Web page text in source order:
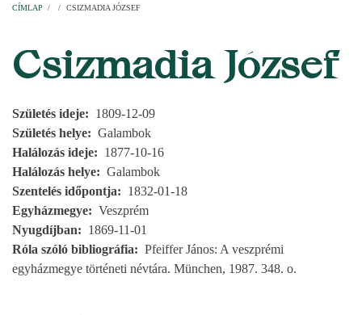
CÍMLAP / / CSIZMADIA JÓZSEF
Csizmadia József
Születés ideje
1809-12-09
Születés helye
Galambok
Halálozás ideje
1877-10-16
Halálozás helye
Galambok
Szentelés időpontja
1832-01-18
Egyházmegye
Veszprém
Nyugdíjban
1869-11-01
Róla szóló bibliográfia
Pfeiffer János: A veszprémi
egyházmegye történeti névtára. München, 1987. 348. o.